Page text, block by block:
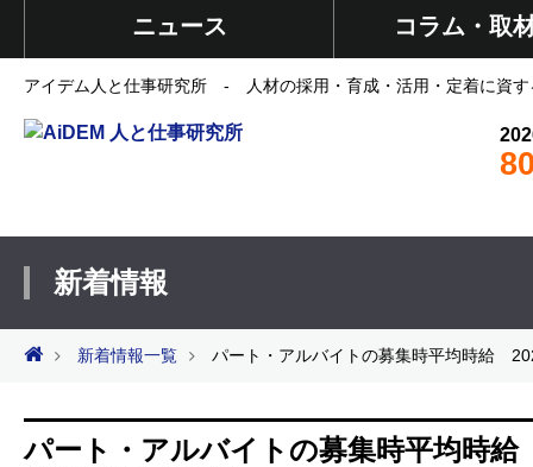
ニュース コラム・取
アイデム人と仕事研究所 - 人材の採用・育成・活用・定着に資す
新着情報
新着情報一覧 パート・アルバイトの募集時平均時給
パート・アルバイトの募集時平均時